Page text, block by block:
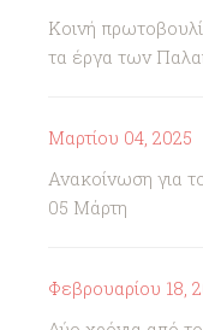
Κοινή
τα έργα των
Μαρτίου 04, 2025
Ανακοίνωση για
05 Μάρτη
Φεβρουαρίου 18,